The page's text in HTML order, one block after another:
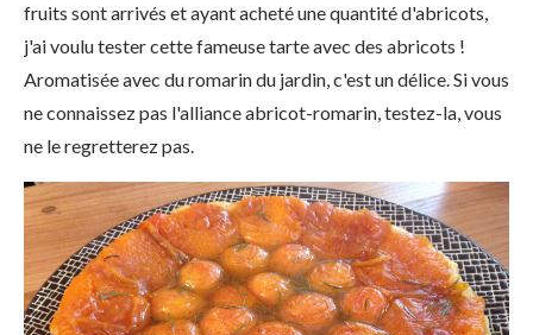
fruits sont arrivés et ayant acheté une quantité d'abricots,
j'ai voulu tester cette fameuse tarte avec des abricots !
Aromatisée avec du romarin du jardin, c'est un délice. Si vous
ne connaissez pas l'alliance abricot-romarin, testez-la, vous
ne le regretterez pas.